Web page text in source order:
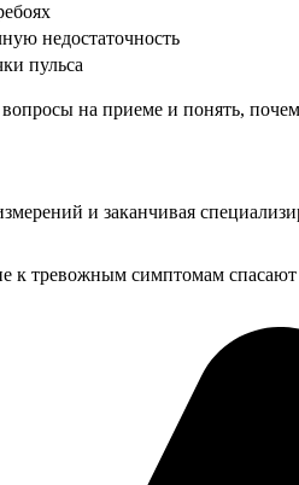
недостаточность
пульса
на приеме и понять,
и заканчивая
тревожным симптомам спасают